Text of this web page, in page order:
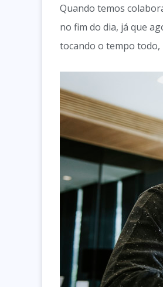
Quando temos
no fim do dia, já que
tocando o tempo todo,